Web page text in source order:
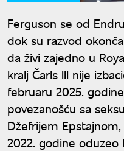
Ferguson se od
dok su razvod
da živi zajedno u
kralj Čarls III nije
februaru 2025.
povezanošću sa
Džefrijem
2022. godine oduzeo